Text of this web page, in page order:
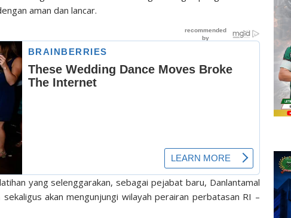
aman dan lancar.
yang selenggarakan, sebagai pejabat baru, Danlantamal
akan mengunjungi wilayah perairan perbatasan RI –